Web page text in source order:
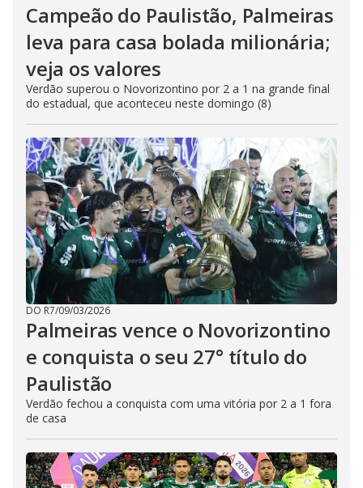
Campeão do Paulistão, Palmeiras
leva para casa bolada milionária;
veja os valores
Verdão superou o Novorizontino por 2 a 1 na grande final
do estadual, que aconteceu neste domingo (8)
DO R7/09/03/2026
Palmeiras vence o Novorizontino
e conquista o seu 27° título do
Paulistão
Verdão fechou a conquista com uma vitória por 2 a 1 fora
de casa